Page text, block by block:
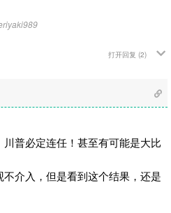
打开回复 (2)
普必定连任！甚至有可能是大比
介入，但是看到这个结果，还是